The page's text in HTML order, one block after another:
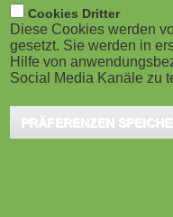
e
) Strategische
LMU und
gemeinsamen
Cookies Dritter
Diese Cookies werden
gesetzt. Sie werden in
Hilfe von
Social Media Kanäle zu
PRÄFERENZEN